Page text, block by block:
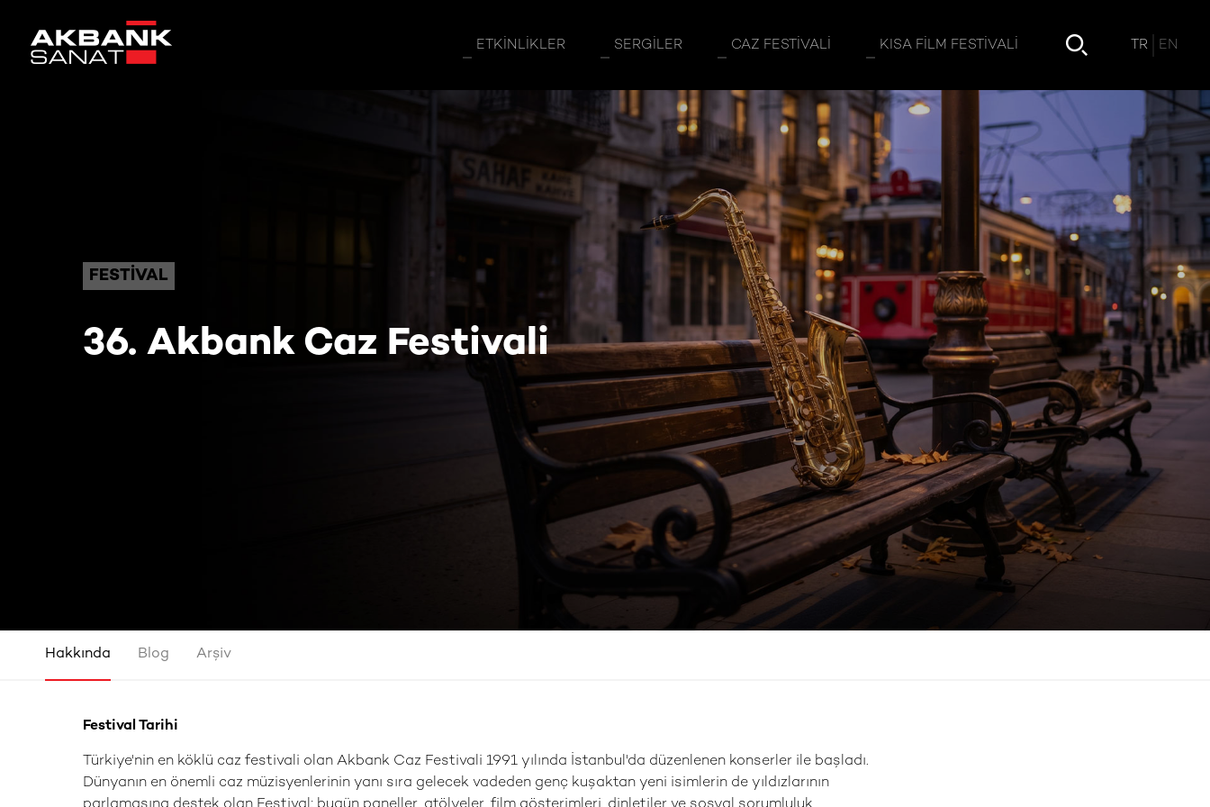
ETKINLIKLER SERGILER CAZ FESTIVALI KISA FILM FESTIVALI TR EN
FESTIVAL
36. Akbank Caz Festivali
Hakkında Blog Arşiv
Festival Tarihi
Türkiye'nin en köklü caz festivali olan Akbank Caz Festivali 1991 yılında İstanbul'da düzenlenen konserler ile başladı.
Dünyanın en önemli caz müzisyenlerinin yanı sıra gelecek vadeden genç kuşaktan yeni isimlerin de yıldızlarının